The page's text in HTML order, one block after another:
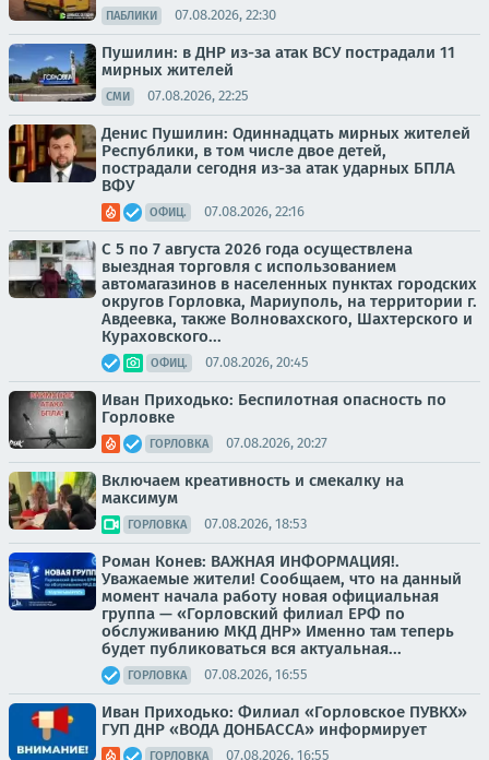
ПАБЛИКИ 07.08.2026, 22:30
Пушилин: в ДНР из-за атак ВСУ пострадали 11
мирных жителей
СМИ 07.08.2026, 22:25
Денис Пушилин: Одиннадцать мирных жителей
Республики, в том числе двое детей,
пострадали сегодня из-за атак ударных БПЛА
ВФУ
ОФИЦ. 07.08.2026, 22:16
С 5 по 7 августа 2026 года осуществлена
выездная торговля с использованием
автомагазинов в населенных пунктах городских
округов Горловка, Мариуполь, на территории г.
Авдеевка, также Волновахского, Шахтерского и
Кураховского...
ОФИЦ. 07.08.2026, 20:45
Иван Приходько: Беспилотная опасность по
Горловке
ГОРЛОВКА 07.08.2026, 20:27
Включаем креативность и смекалку на
максимум
ГОРЛОВКА 07.08.2026, 18:53
Роман Конев: ВАЖНАЯ ИНФОРМАЦИЯ!.
Уважаемые жители! Сообщаем, что на данный
момент начала работу новая официальная
группа — «Горловский филиал ЕРФ по
обслуживанию МКД ДНР» Именно там теперь
будет публиковаться вся актуальная...
ГОРЛОВКА 07.08.2026, 16:55
Иван Приходько: Филиал «Горловское ПУВКХ»
ГУП ДНР «ВОДА ДОНБАССА» информирует
ГОРЛОВКА 07.08.2026, 16:55